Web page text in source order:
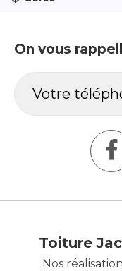
On vous
Toiture
Nos